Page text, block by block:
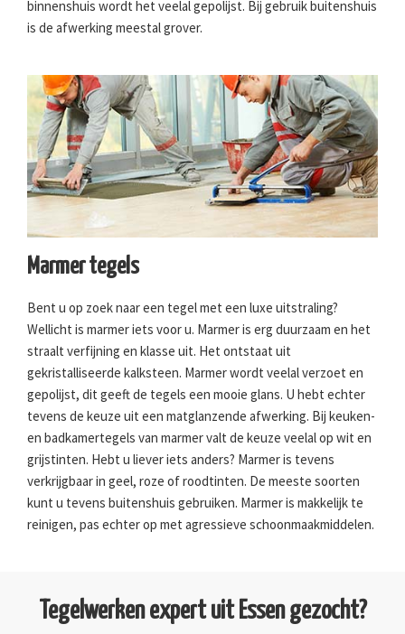
binnenshuis wordt het veelal gepolijst. Bij gebruik buitenshuis
is de afwerking meestal grover.
Marmer tegels
Bent u op zoek naar een tegel met een luxe uitstraling?
Wellicht is marmer iets voor u. Marmer is erg duurzaam en het
straalt verfijning en klasse uit. Het ontstaat uit
gekristalliseerde kalksteen. Marmer wordt veelal verzoet en
gepolijst, dit geeft de tegels een mooie glans. U hebt echter
tevens de keuze uit een matglanzende afwerking. Bij keuken-
en badkamertegels van marmer valt de keuze veelal op wit en
grijstinten. Hebt u liever iets anders? Marmer is tevens
verkrijgbaar in geel, roze of roodtinten. De meeste soorten
kunt u tevens buitenshuis gebruiken. Marmer is makkelijk te
reinigen, pas echter op met agressieve schoonmaakmiddelen.
Tegelwerken expert uit Essen gezocht?